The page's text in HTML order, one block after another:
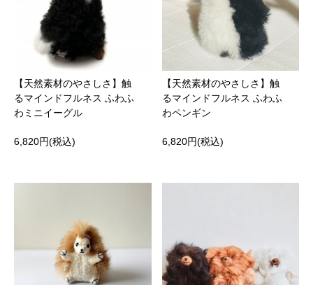
【天然素材のやさしさ】触
るマインドフルネス ふわふ
わミニイーグル
6,820円(税込)
【天然素材のやさしさ】触
るマインドフルネス ふわふ
わペンギン
6,820円(税込)